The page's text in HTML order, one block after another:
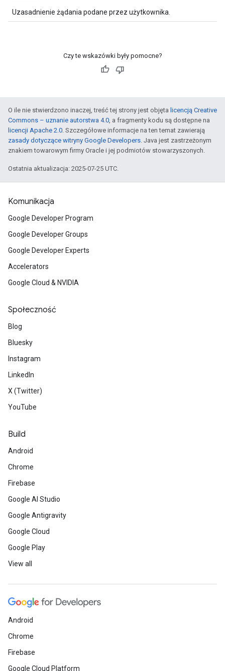
Uzasadnienie żądania podane przez użytkownika.
Czy te wskazówki były pomocne?
O ile nie stwierdzono inaczej, treść tej strony jest objęta licencją Creative
Commons – uznanie autorstwa 4.0, a fragmenty kodu są dostępne na
licencji Apache 2.0. Szczegółowe informacje na ten temat zawierają
zasady dotyczące witryny Google Developers. Java jest zastrzeżonym
znakiem towarowym firmy Oracle i jej podmiotów stowarzyszonych.
Ostatnia aktualizacja: 2025-07-25 UTC.
Komunikacja
Google Developer Program
Google Developer Groups
Google Developer Experts
Accelerators
Google Cloud & NVIDIA
Społeczność
Blog
Bluesky
Instagram
LinkedIn
X (Twitter)
YouTube
Build
Android
Chrome
Firebase
Google AI Studio
Google Antigravity
Google Cloud
Google Play
View all
Android
Chrome
Firebase
Google Cloud Platform